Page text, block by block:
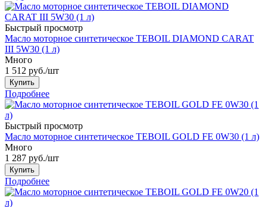
Быстрый просмотр
Масло моторное синтетическое TEBOIL DIAMOND CARAT
III 5W30 (1 л)
Много
1 512 руб./шт
Купить
Подробнее
Быстрый просмотр
Масло моторное синтетическое TEBOIL GOLD FE 0W30 (1 л)
Много
1 287 руб./шт
Купить
Подробнее